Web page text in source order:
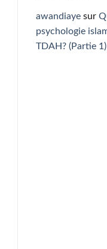
awandiayesur
psychologie
TDAH? (Partie 1)